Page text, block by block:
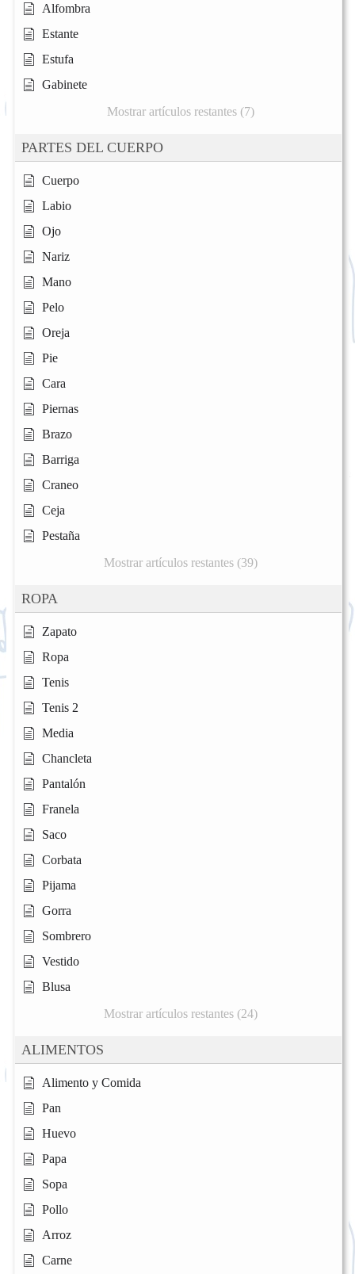
Alfombra
Estante
Estufa
Gabinete
Mostrar artículos restantes (7)
PARTES DEL CUERPO
Cuerpo
Labio
Ojo
Nariz
Mano
Pelo
Oreja
Pie
Cara
Piernas
Brazo
Barriga
Craneo
Ceja
Pestaña
Mostrar artículos restantes (39)
ROPA
Zapato
Ropa
Tenis
Tenis 2
Media
Chancleta
Pantalón
Franela
Saco
Corbata
Pijama
Gorra
Sombrero
Vestido
Blusa
Mostrar artículos restantes (24)
ALIMENTOS
Alimento y Comida
Pan
Huevo
Papa
Sopa
Pollo
Arroz
Carne